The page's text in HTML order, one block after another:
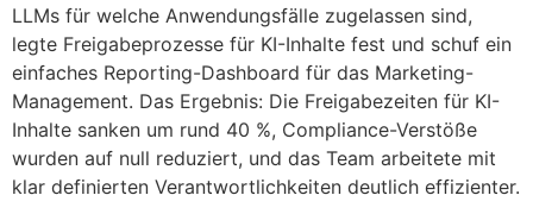
LLMs für welche Anwendungsfälle zugelassen sind,
legte Freigabeprozesse für KI-Inhalte fest und schuf ein
einfaches Reporting-Dashboard für das Marketing-
Management. Das Ergebnis: Die Freigabezeiten für KI-
Inhalte sanken um rund 40 %, Compliance-Verstöße
wurden auf null reduziert, und das Team arbeitete mit
klar definierten Verantwortlichkeiten deutlich effizienter.